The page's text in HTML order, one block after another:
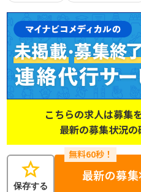
こちらの求人は募集
最新の募集状況の
star
保存する
最新の募